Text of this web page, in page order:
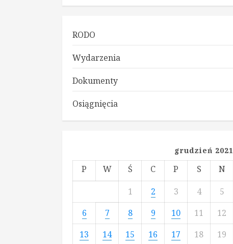
RODO
Wydarzenia
Dokumenty
Osiągnięcia
grudzień 2021
P W Ś C P S
N
1
2 3 4
5
6
7 8 9 10 11
12
13
14 15 16 17 18
19